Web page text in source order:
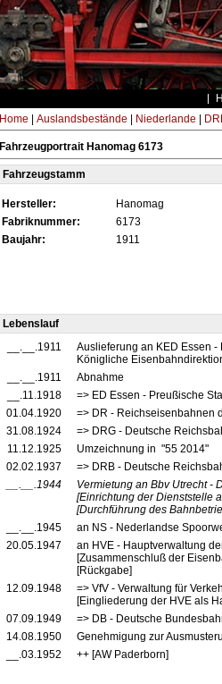
Home Auslandsbestände Niederlande
Fahrzeugportrait Hanomag 6173
Fahrzeugstamm
Hersteller:
Hanomag
Fabriknummer:
6173
Baujahr:
1911
Lebenslauf
__.__.1911
Auslieferung an KED Essen
Königliche
__.__.1911
Abnahme
__.11.1918
=> ED Essen - Preußische
01.04.1920
=> DR - Reichseisenbahnen
31.08.1924
=> DRG - Deutsche
11.12.1925
Umzeichnung in "55 2014"
02.02.1937
=> DRB - Deutsche
__.__.1944
Vermietung an Bbv Utrecht -
[Einrichtung der Dienststelle
[Durchführung des
__.__.1945
an NS - Nederlandse
20.05.1947
an HVE - Hauptverwaltung
[Zusammenschluß der
[Rückgabe]
12.09.1948
=> VfV - Verwaltung für
[Eingliederung der HVE als
07.09.1949
=> DB - Deutsche
14.08.1950
Genehmigung zur
__.03.1952
++ [AW Paderborn]